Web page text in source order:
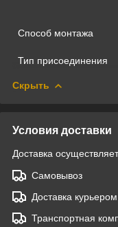
Способ монтажа
Тип присоединения
Скрыть
Условия доставки
Доставка
Самовывоз
Доставка курьером
Транспортная